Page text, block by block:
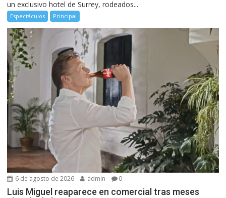
un exclusivo hotel de Surrey, rodeados...
Espectáculos Principal
6 de agosto de 2026 admin 0
Luis Miguel reaparece en comercial tras meses